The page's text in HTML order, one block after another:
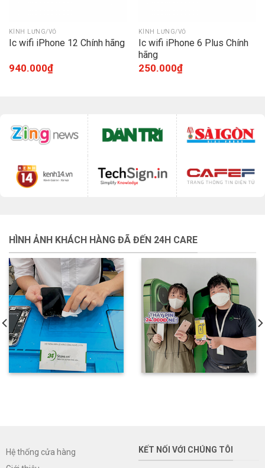
KÍNH LƯNG/VỎ
Ic wifi iPhone 12 Chính hãng
940.000₫
KÍNH LƯNG/VỎ
Ic wifi iPhone 6 Plus Chính
hãng
250.000₫
HÌNH ẢNH KHÁCH HÀNG ĐÃ ĐẾN 24H CARE
Hệ thống cửa hàng
KẾT NỐI VỚI CHÚNG TÔI